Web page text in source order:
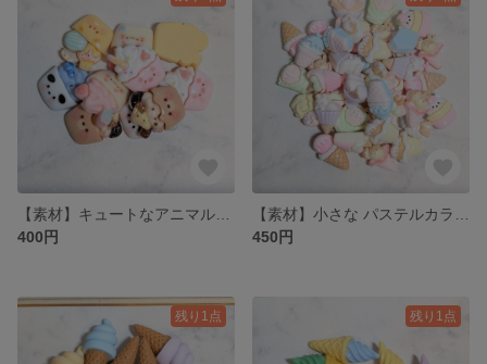
400円
450円
残り1点 残り1点